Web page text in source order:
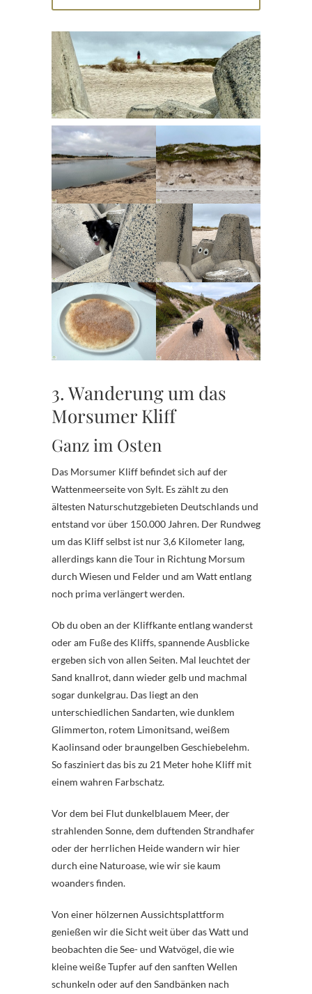
3. Wanderung um das
Morsumer Kliff
Ganz im Osten
Das Morsumer Kliff befindet sich auf der
Wattenmeerseite von Sylt. Es zählt zu den
ältesten Naturschutzgebieten Deutschlands und
entstand vor über 150.000 Jahren. Der Rundweg
um das Kliff selbst ist nur 3,6 Kilometer lang,
allerdings kann die Tour in Richtung Morsum
durch Wiesen und Felder und am Watt entlang
noch prima verlängert werden.
Ob du oben an der Kliffkante entlang wanderst
oder am Fuße des Kliffs, spannende Ausblicke
ergeben sich von allen Seiten. Mal leuchtet der
Sand knallrot, dann wieder gelb und machmal
sogar dunkelgrau. Das liegt an den
unterschiedlichen Sandarten, wie dunklem
Glimmerton, rotem Limonitsand, weißem
Kaolinsand oder braungelben Geschiebelehm.
So fasziniert das bis zu 21 Meter hohe Kliff mit
einem wahren Farbschatz.
Vor dem bei Flut dunkelblauem Meer, der
strahlenden Sonne, dem duftenden Strandhafer
oder der herrlichen Heide wandern wir hier
durch eine Naturoase, wie wir sie kaum
woanders finden.
Von einer hölzernen Aussichtsplattform
genießen wir die Sicht weit über das Watt und
beobachten die See- und Watvögel, die wie
kleine weiße Tupfer auf den sanften Wellen
schunkeln oder auf den Sandbänken nach